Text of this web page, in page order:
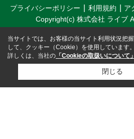
プライバシーポリシー 利用規約 ア
Copyright(c) 株式会社 ライブ
当サイトでは、お客様の当サイト利用状況把
して、クッキー（Cookie）を使用しています。
詳しくは、当社の 「Cookieの取扱いについて」
閉じる